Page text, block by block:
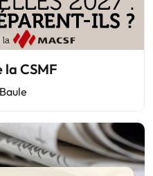
la CSMF